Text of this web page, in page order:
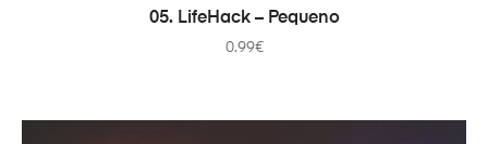
ADICIONAR
05. LifeHack – Pequeno
0.99€